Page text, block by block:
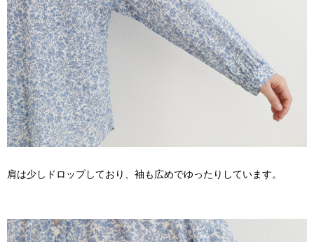
肩は少しドロップしており、袖も広めでゆったりしています。